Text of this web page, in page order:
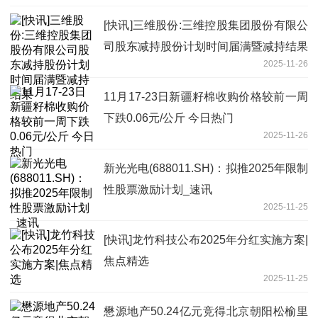
[快讯]三维股份:三维控股集团股份有限公
司股东减持股份计划时间届满暨减持结果
2025-11-26
11月17-23日新疆籽棉收购价格较前一周
下跌0.06元/公斤 今日热门
2025-11-26
新光光电(688011.SH)：拟推2025年限制
性股票激励计划_速讯
2025-11-25
[快讯]龙竹科技公布2025年分红实施方案|
焦点精选
2025-11-25
懋源地产50.24亿元竞得北京朝阳松榆里